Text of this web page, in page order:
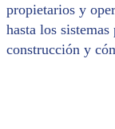
propietarios y
hasta los
construcción y